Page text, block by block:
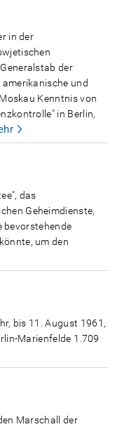
in der
der
und
Kenntnis von
in Berlin,
das
Geheimdienste,
bevorstehende
um den
bis 11. August 1961,
Marienfelde 1.709
Marschall der